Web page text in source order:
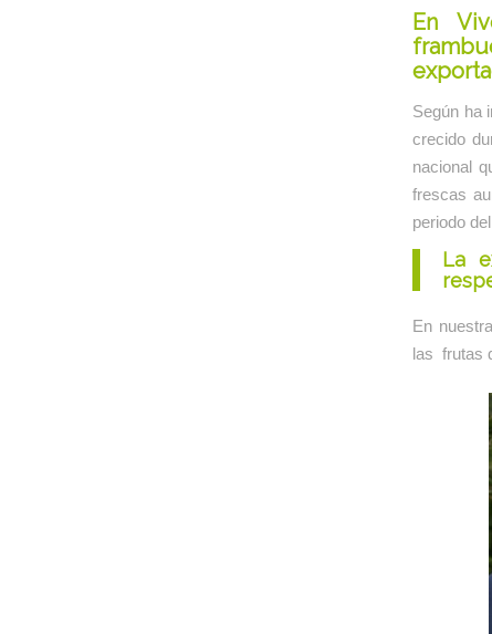
En
Según ha
crecido
nacional
frescas
periodo
La
En
las frutas